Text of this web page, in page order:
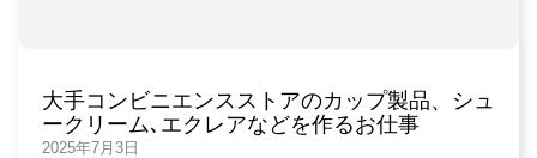
2025年7月3日
大手コンビニエンスストアのカップ製品、シュ
ークリーム､エクレアなどを作るお仕事